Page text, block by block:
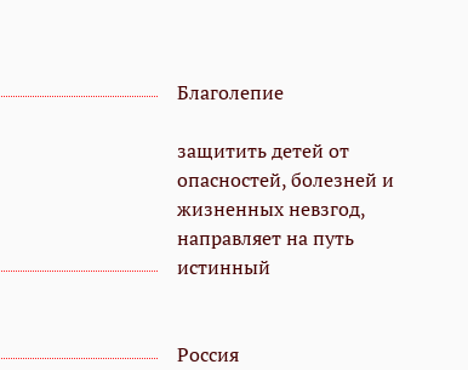
Благолепие
защитить детей от
опасностей, болезней и
жизненных невзгод,
направляет на путь
истинный
Россия